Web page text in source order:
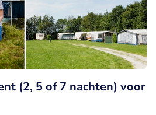
(2, 5 of 7 nachten) voor